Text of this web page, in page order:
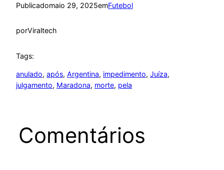
Publicadomaio 29, 2025emFutebol
porViraltech
Tags:
anulado, após, Argentina, impedimento, Juíza
julgamento, Maradona, morte, pela
Comentários